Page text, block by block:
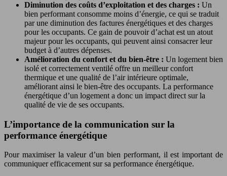
Diminution des coûts d’exploitation et des charges : Un
bien performant consomme moins d’énergie, ce qui se traduit
par une diminution des factures énergétiques et des charges
pour les occupants. Ce gain de pouvoir d’achat est un atout
majeur pour les occupants, qui peuvent ainsi consacrer leur
budget à d’autres dépenses.
Amélioration du confort et du bien-être : Un logement bien
isolé et correctement ventilé offre un meilleur confort
thermique et une qualité de l’air intérieure optimale,
améliorant ainsi le bien-être des occupants. La performance
énergétique d’un logement a donc un impact direct sur la
qualité de vie de ses occupants.
L’importance de la communication sur la
performance énergétique
Pour maximiser la valeur d’un bien performant, il est important de
communiquer efficacement sur sa performance énergétique.